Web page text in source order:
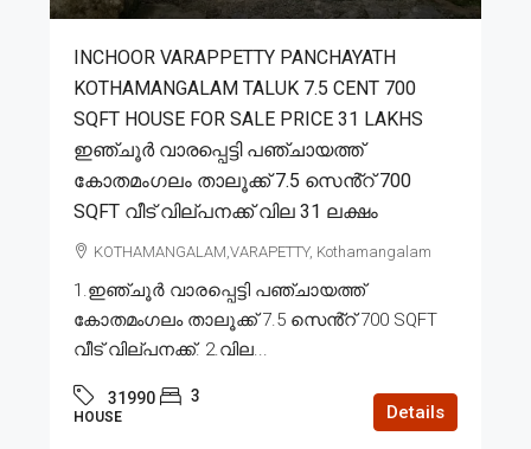
INCHOOR VARAPPETTY PANCHAYATH
KOTHAMANGALAM TALUK 7.5 CENT 700
SQFT HOUSE FOR SALE PRICE 31 LAKHS
ഇഞ്ചൂർ വാരപ്പെട്ടി പഞ്ചായത്ത്
കോതമംഗലം താലൂക്ക് 7.5 സെൻ്റ് 700
SQFT വീട് വില്പനക്ക് വില 31 ലക്ഷം
KOTHAMANGALAM,VARAPETTY, Kothamangalam
1.ഇഞ്ചൂർ വാരപ്പെട്ടി പഞ്ചായത്ത്
കോതമംഗലം താലൂക്ക് 7.5 സെൻ്റ് 700 SQFT
വീട് വില്പനക്ക്. 2.വില...
31990 3
HOUSE Details